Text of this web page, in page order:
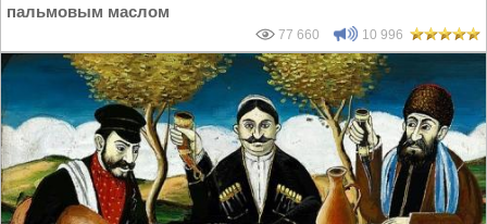
пальмовым маслом
77 660 10 996